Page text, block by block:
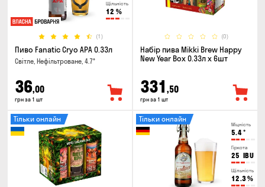
Щільність
12 %
(1)
Пиво Fanatic Cryo APA 0.33л
Світле, Нефільтроване, 4.7°
36,00
грн за 1 шт
(0)
Набір пива Mikki Brew Happy
New Year Box 0.33л x 6шт
331 ,50
грн за 1 шт
Тільки онлайн
Міцність
5.4°
Гіркота
25 IBU
Щільність
12.3%
Тільки онлайн